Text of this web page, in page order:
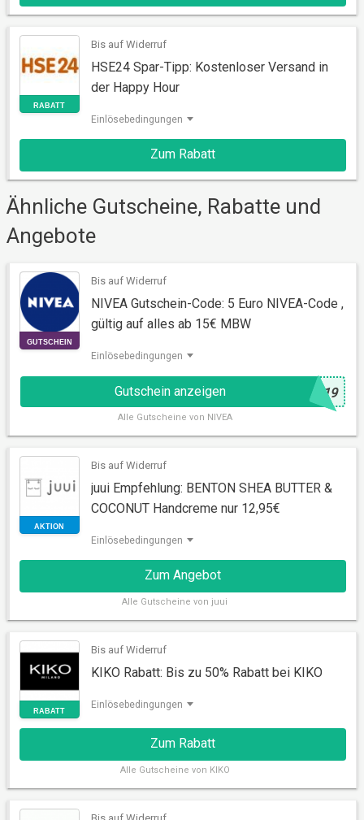
Bis auf Widerruf
HSE24 Spar-Tipp: Kostenloser Versand in
der Happy Hour
Einlösebedingungen
Zum Rabatt
Ähnliche Gutscheine, Rabatte und
Angebote
Bis auf Widerruf
NIVEA Gutschein-Code: 5 Euro NIVEA-Code ,
gültig auf alles ab 15€ MBW
Einlösebedingungen
Gutschein anzeigen @ N19
Alle Gutscheine von NIVEA
AKTION
Bis auf Widerruf
juui Empfehlung: BENTON SHEA BUTTER &
COCONUT Handcreme nur 12,95€
Einlösebedingungen
Zum Angebot
Alle Gutscheine von juui
Bis auf Widerruf
KIKO Rabatt: Bis zu 50% Rabatt bei KIKO
Einlösebedingungen
Zum Rabatt
Alle Gutscheine von KIKO